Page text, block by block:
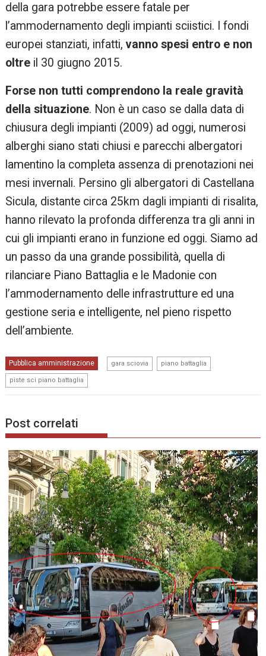
della gara potrebbe essere fatale per
l’ammodernamento degli impianti sciistici. I fondi
europei stanziati, infatti,vanno spesi entro e non
oltre il 30 giugno 2015.
Forse non tutti comprendono la reale gravità
della situazione. Non è un caso se dalla data di
chiusura degli impianti (2009) ad oggi, numerosi
alberghi siano stati chiusi e parecchi albergatori
lamentino la completa assenza di prenotazioni nei
mesi invernali. Persino gli albergatori di Castellana
Sicula, distante circa 25km dagli impianti di risalita,
hanno rilevato la profonda differenza tra gli anni in
cui gli impianti erano in funzione ed oggi. Siamo ad
un passo da una grande possibilità, quella di
rilanciare Piano Battaglia e le Madonie con
l’ammodernamento delle infrastrutture ed una
gestione seria e intelligente, nel pieno rispetto
dell’ambiente.
Pubblica amministrazione gara sciovia piano battaglia
piste sci piano battaglia
Post correlati